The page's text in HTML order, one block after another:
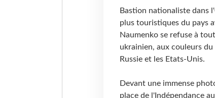
Bastion nationaliste dans
plus touristiques du pays
Naumenko se refuse à
ukrainien, aux couleurs
Russie et les Etats-Unis.
Devant une immense
place de l'Indépendance